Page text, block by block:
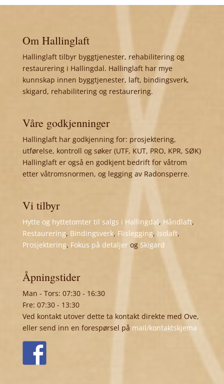
Om Hallinglaft
Hallinglaft tilbyr byggtjenester, rehabilitering og
restaurering i Hallingdal. Hallinglaft har mye
kunnskap innen byggtjenester, laft, bindingsverk,
skigard, rehabilitering og restaurering.
Våre godkjenninger
Hallinglaft har godkjenning for: prosjektering,
utførelse, kontroll og søker (UTF, KUT, PRO, KPR, SØK)
Hallinglaft er også en godkjent bedrift for våtrom
etter våtromsnormen, og legging av Radonsperre.
Vi tilbyr
Hytte og hyttetomter til salgs i Hallingdal, Håndlaft,
Restaurering, Bindingsverk, Flislegging, Isolaft,
Prosjektering, Fokus på detaljerog Skigard
Åpningstider
Man - Tors: 07:30 - 16:30
Fre: 07:30 - 13:30
Ved kontakt utover dette ta kontakt direkte med Ove,
eller send inn en forespørsel på mail/kontaktskjema